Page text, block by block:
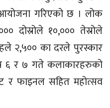
गरिएको छ । लोक
दोस्रोले १०,००० तेस्रोले
२,५०० का दरले पुरस्कार
६ र ७ गते कलाकारहरुको
र फाइनल सहित महोत्सव